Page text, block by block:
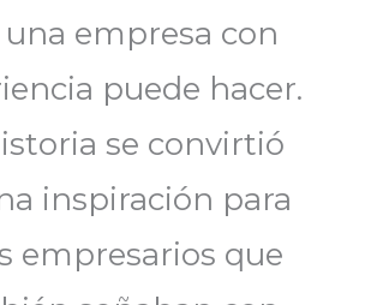
empresa con
puede hacer.
se convirtió
inspiración para
empresarios que